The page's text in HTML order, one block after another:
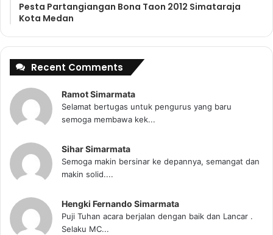
Pesta Partangiangan Bona Taon 2012 Simataraja
Kota Medan
Recent Comments
Ramot Simarmata
Selamat bertugas untuk pengurus yang baru
semoga membawa kek...
Sihar Simarmata
Semoga makin bersinar ke depannya, semangat dan
makin solid....
Hengki Fernando Simarmata
Puji Tuhan acara berjalan dengan baik dan Lancar .
Selaku MC...